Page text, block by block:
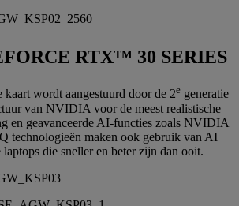
RTX™ 30 SERIES
wordt aangestuurd door de 2e generatie
van NVIDIA voor de meest realistische
en geavanceerde AI-functies zoals NVIDIA
technologieën maken ook gebruik van AI
die sneller en beter zijn dan ooit.